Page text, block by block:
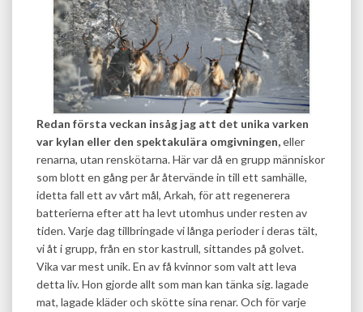
Redan första veckan insåg jag att det unika varken
var kylan eller den spektakulära omgivningen,eller
renarna, utan renskötarna. Här var då en grupp människor
som blott en gång per år återvände in till ett samhälle,
idetta fall ett av vårt mål, Arkah, för att regenerera
batterierna efter att ha levt utomhus under resten av
tiden. Varje dag tillbringade vi långa perioder i deras tält,
vi åt i grupp, från en stor kastrull, sittandes på golvet.
Vika var mest unik. En av få kvinnor som valt att leva
detta liv. Hon gjorde allt som man kan tänka sig. lagade
mat, lagade kläder och skötte sina renar. Och för varje